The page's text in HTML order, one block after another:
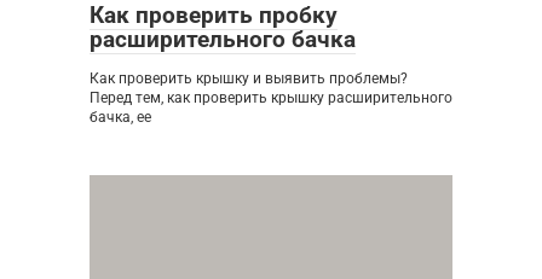
Как проверить пробку
расширительного бачка
Как проверить крышку и выявить проблемы?
Перед тем, как проверить крышку расширительного
бачка, ее